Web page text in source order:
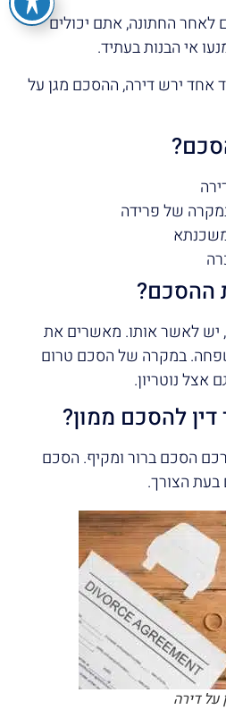
לאחר החתונה, אתם יכולים
אי הבנות בעתיד.
אחד ירש דירה, ההסכם מגן על
של פרידה
ההסכם?
יש לאשר אותו. מאשרים את
במקרה של הסכם טרום
אצל נוטריון.
להסכם ממון?
הסכם ברור ומקיף. הסכם
בעת הצורך.
דירה